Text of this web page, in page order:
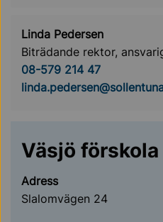
Linda Pedersen
Biträdande rektor,
08-579 214 47
Väsjö förskola
Adress
Slalomvägen 24